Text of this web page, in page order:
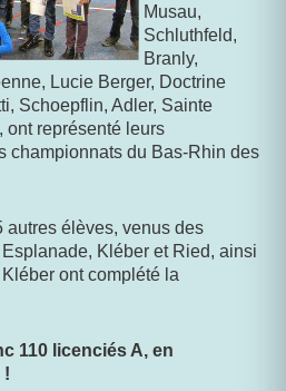
Musau,
Schluthfeld,
Branly,
Lucie Berger, Doctrine
Schoepflin, Adler, Sainte
ont représenté leurs
championnats du Bas-Rhin des
autres élèves, venus des
Kléber et Ried, ainsi
ont complété la
110 licenciés A, en
!